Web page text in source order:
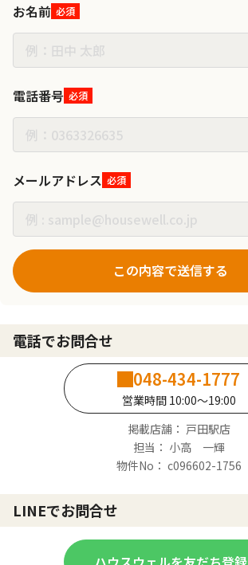
お名前 必須
電話番号 必須
メールアドレス 必須
この内容で送信する
電話でお問合せ
048-434-1777
営業時間 10:00～19:00
掲載店舗： 戸田駅店
担当： 小高 一輝
物件No： c096602-1756
LINEでお問合せ